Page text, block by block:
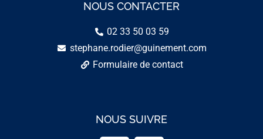
NOUS CONTACTER
02 33 50 03 59
stephane.rodier@guinement.com
Formulaire de contact
NOUS SUIVRE